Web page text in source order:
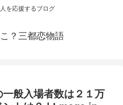
を応援するブログ
？三都恋物語
般入場者数は２１万